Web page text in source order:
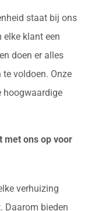
staat bij ons
elke klant een
doen er alles
voldoen. Onze
hoogwaardige
met ons op voor
verhuizing
Daarom bieden